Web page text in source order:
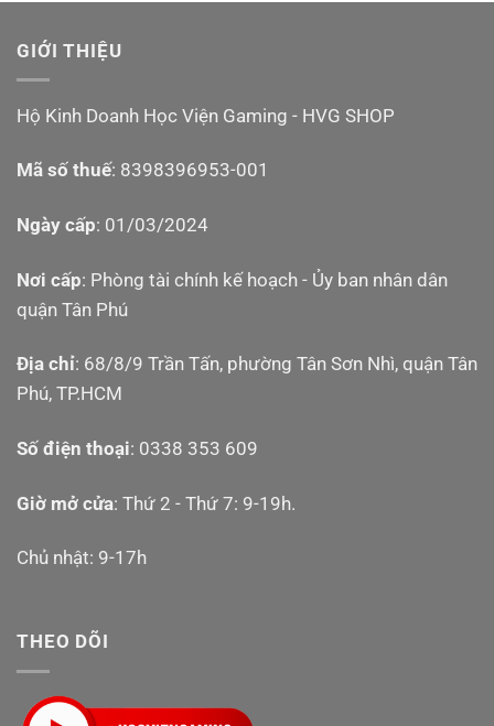
GIỚI THIỆU
Hộ Kinh Doanh Học Viện Gaming - HVG SHOP
Mã số thuế: 8398396953-001
Ngày cấp: 01/03/2024
Nơi cấp: Phòng tài chính kế hoạch - Ủy ban nhân dân
quận Tân Phú
Địa chỉ: 68/8/9 Trần Tấn, phường Tân Sơn Nhì, quận Tân
Phú, TP.HCM
Số điện thoại: 0338 353 609
Giờ mở cửa: Thứ 2 - Thứ 7: 9-19h.
Chủ nhật: 9-17h
THEO DÕI